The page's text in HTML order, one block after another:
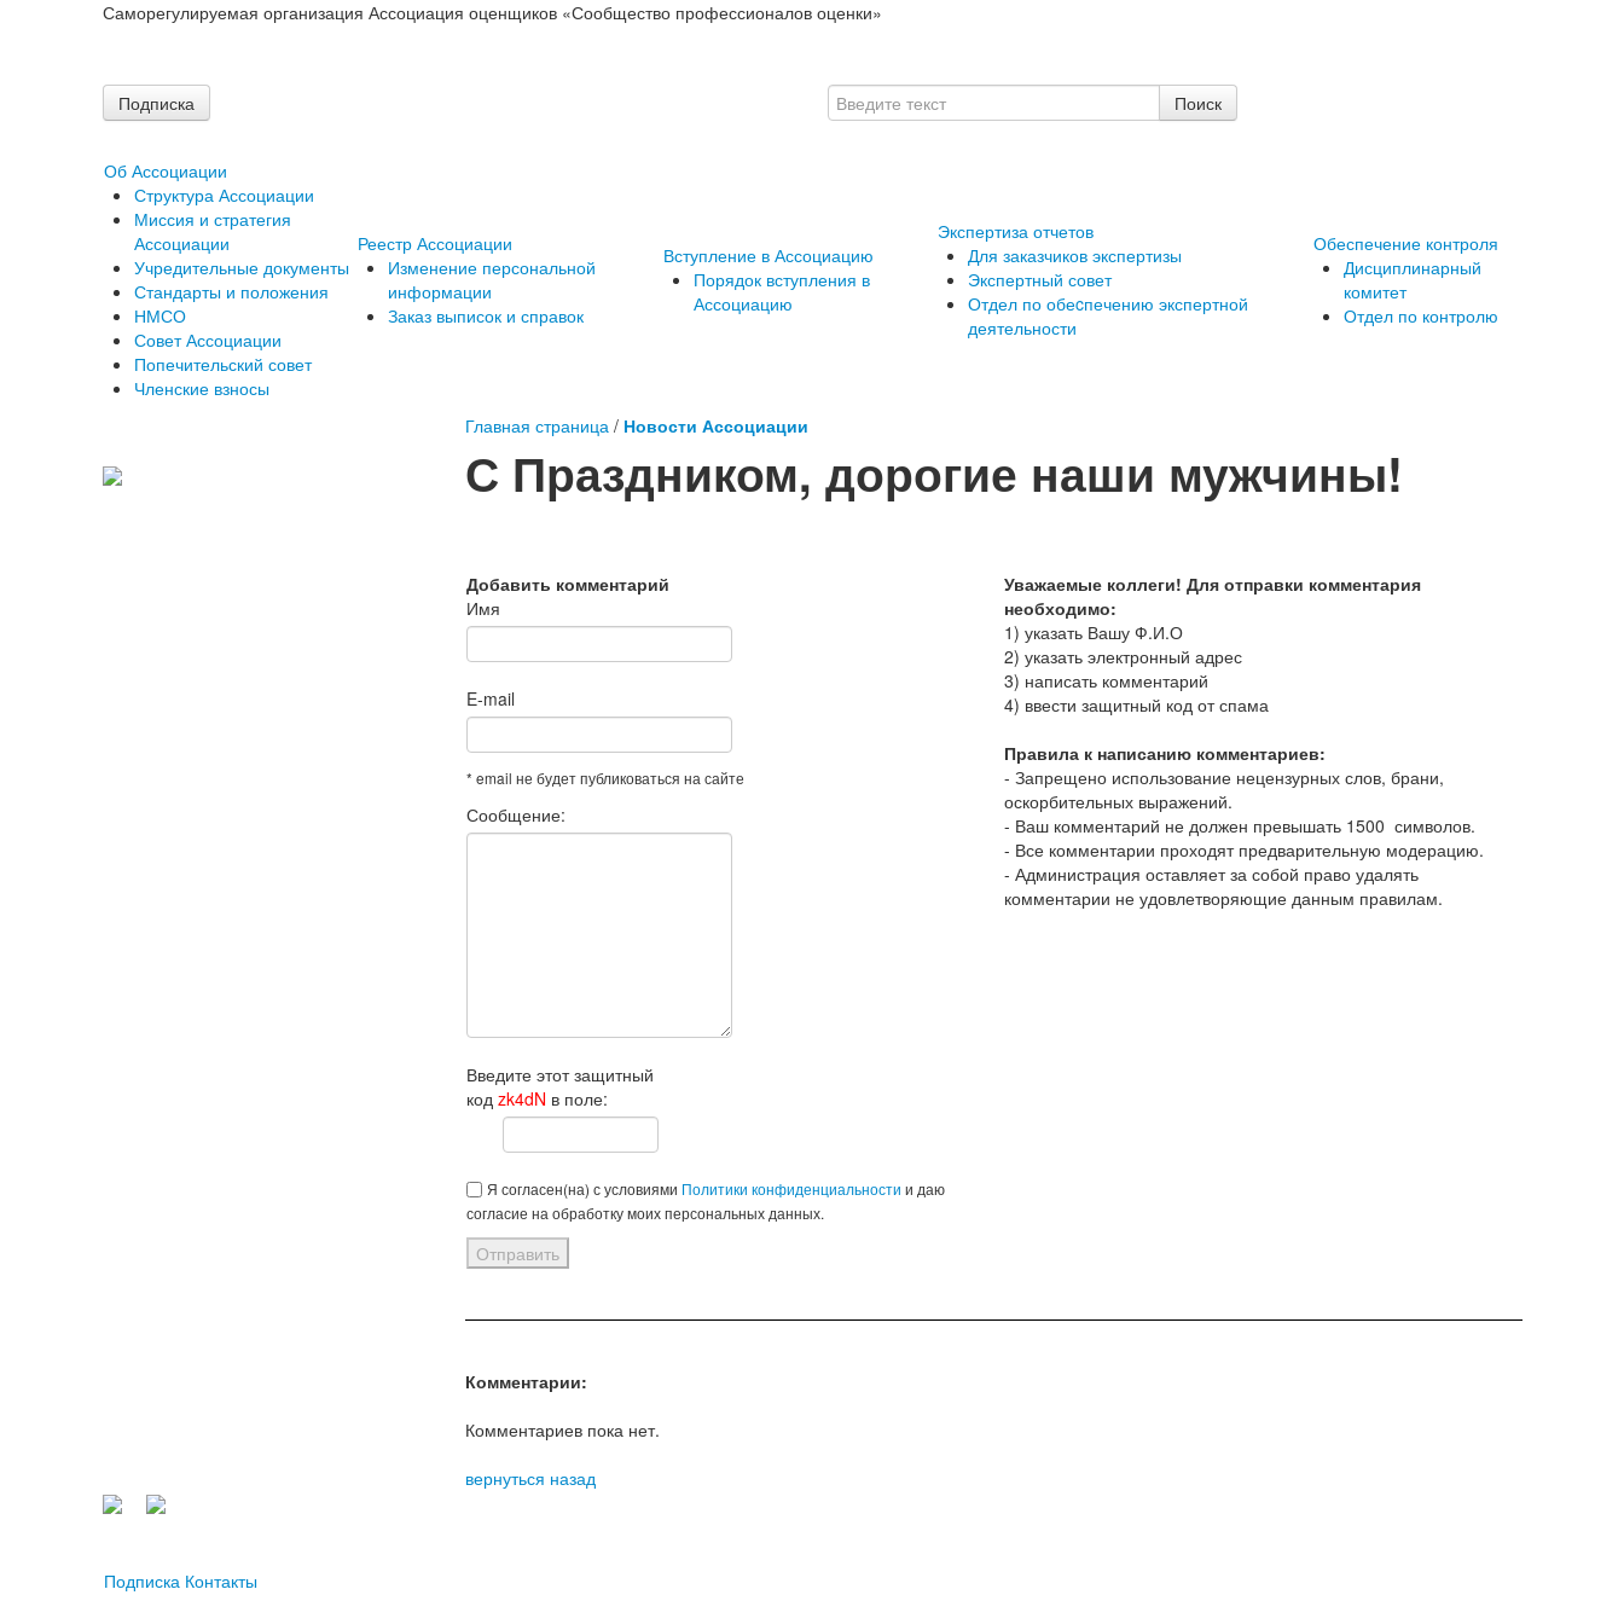
Саморегулируемая организация Ассоциация оценщиков «Сообщество профессионалов оценки»
Подписка
Об Ассоциации
Структура Ассоциации
Миссия и стратегия
Ассоциации
Учредительные документы
Стандарты и положения
НМСО
Совет Ассоциации
Попечительский совет
Членские взносы
Реестр Ассоциации
Изменение персональной
информации
Заказ выписок и справок
Вступление в Ассоциацию
Порядок вступления в
Ассоциацию
Экспертиза отчетов
Для заказчиков экспертизы
Экспертный совет
Отдел по обеcпечению экспертной
деятельности
Обеспечение контроля
Дисциплинарный
комитет
Отдел по контролю
Главная страница / Новости Ассоциации
С Праздником, дорогие наши мужчины!
Добавить комментарий
Имя
E-mail
* email не будет публиковаться на сайте
Сообщение:
Введите этот защитный
код zk4dN в поле:
Я согласен(на) с условиями Политики конфиденциальности и даю
согласие на обработку моих персональных данных.
Уважаемые коллеги! Для отправки комментария
необходимо:
1) указать Вашу Ф.И.О
2) указать электронный адрес
3) написать комментарий
4) ввести защитный код от спама
Правила к написанию комментариев:
- Запрещено использование нецензурных слов, брани,
оскорбительных выражений.
- Ваш комментарий не должен превышать 1500 символов.
- Все комментарии проходят предварительную модерацию.
- Администрация оставляет за собой право удалять
комментарии не удовлетворяющие данным правилам.
Комментарии:
Комментариев пока нет.
вернуться назад
Подписка Контакты